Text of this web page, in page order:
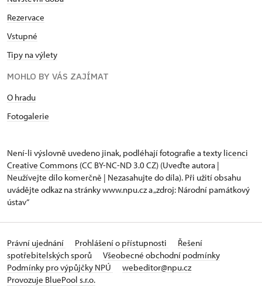
Rezervace
Vstupné
Tipy na výlety
MOHLO BY VÁS ZAJÍMAT
O hradu
Fotogalerie
Není-li výslovně uvedeno jinak, podléhají fotografie a texty licenci
Creative Commons (CC BY-NC-ND 3.0 CZ) (Uveďte autora |
Neužívejte dílo komerčně | Nezasahujte do díla). Při užití obsahu
uvádějte odkaz na stránky www.npu.cz a „zdroj: Národní památkový
ústav“
Právní ujednání Prohlášení o přístupnosti
Řešení
spotřebitelských sporů
Všeobecné obchodní podmínky
Podmínky pro výpůjčky NPÚ
webeditor@npu.cz
Provozuje BluePool s.r.o.